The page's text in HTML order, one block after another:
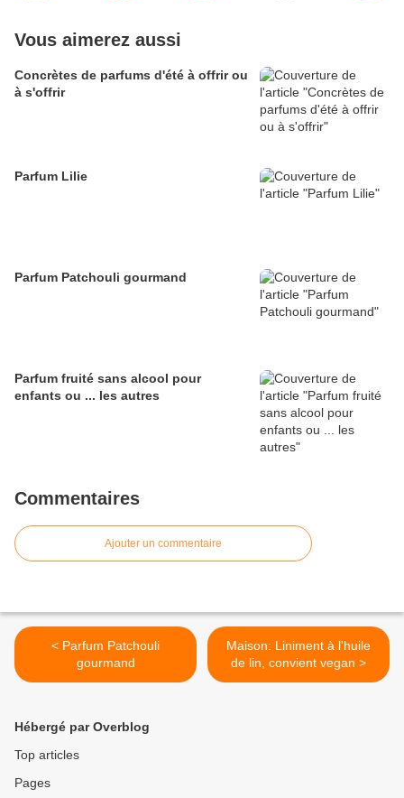
Vous aimerez aussi
Concrètes de parfums d'été à offrir ou
à s'offrir
Parfum Lilie
Parfum Patchouli gourmand
Parfum fruité sans alcool pour
enfants ou ... les autres
Commentaires
Ajouter un commentaire
< Parfum Patchouli
gourmand
Maison: Liniment à l'huile
de lin, convient vegan >
Hébergé par Overblog
Top articles
Pages